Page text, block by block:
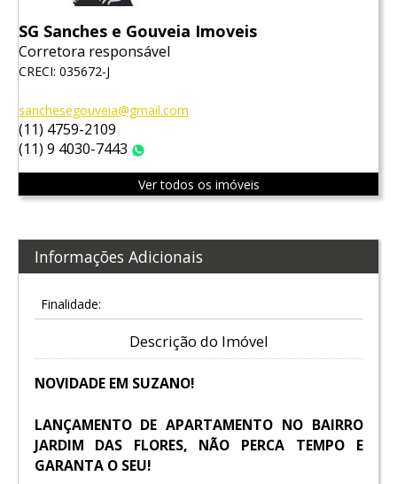
SG Sanches e Gouveia Imoveis
Corretora responsável
CRECI: 035672-J
sanchesegouveia@gmail.com
(11) 4759-2109
(11) 9 4030-7443
Ver todos os imóveis
Informações Adicionais
Finalidade:
Descrição do Imóvel
NOVIDADE EM SUZANO!
LANÇAMENTO DE APARTAMENTO NO BAIRRO
JARDIM DAS FLORES, NÃO PERCA TEMPO E
GARANTA O SEU!